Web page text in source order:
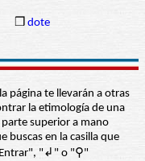
❒ dote
página te llevarán a otras
la etimología de una
superior a mano
buscas en la casilla que
"Entrar", "↲" o "⚲"